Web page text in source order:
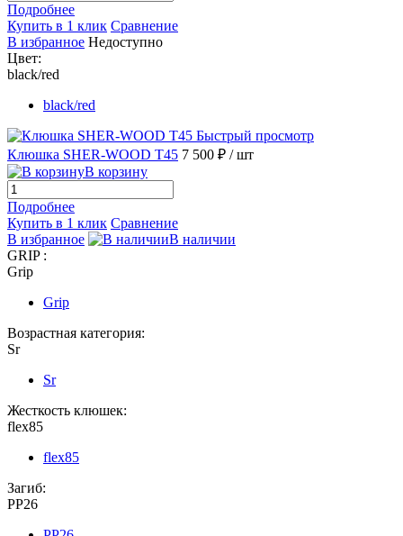
Подробнее
Купить в 1 клик Сравнение
В избранное Недоступно
Цвет:
black/red
black/red
Быстрый просмотр
Клюшка SHER-WOOD T45 7 500 ₽ / шт
В корзину
Подробнее
Купить в 1 клик Сравнение
В избранное
В наличии
GRIP :
Grip
Grip
Возрастная категория:
Sr
Sr
Жесткость клюшек:
flex85
flex85
Загиб:
PP26